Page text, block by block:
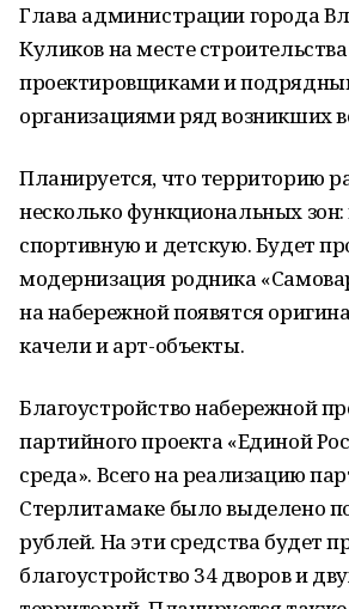
Глава администрации города
Куликов на месте
проектировщиками и
организациями ряд возникших
Планируется, что территорию
несколько функциональных
спортивную и детскую. Будет
модернизация родника
на набережной появятся
качели и арт-объекты.
Благоустройство набережной
партийного проекта «Единой
среда». Всего на реализацию
Стерлитамаке было выделено
рублей. На эти средства будет
благоустройство 34 дворов и